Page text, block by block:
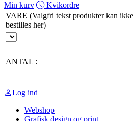
Min kurv
Kvikordre
VARE (Valgfri tekst produkter kan ikke
bestilles her)
ANTAL :
Log ind
Webshop
Grafisk design og print